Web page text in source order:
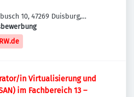
10, 47269 Duisburg,
in Virtualisierung und
im Fachbereich 13 –